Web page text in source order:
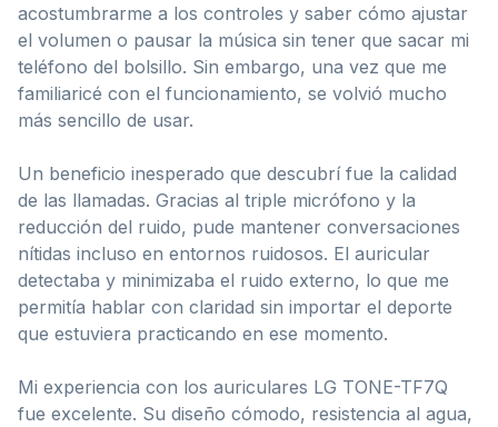
acostumbrarme a los controles y saber cómo ajustar
el volumen o pausar la música sin tener que sacar mi
teléfono del bolsillo. Sin embargo, una vez que me
familiaricé con el funcionamiento, se volvió mucho
más sencillo de usar.
Un beneficio inesperado que descubrí fue la calidad
de las llamadas. Gracias al triple micrófono y la
reducción del ruido, pude mantener conversaciones
nítidas incluso en entornos ruidosos. El auricular
detectaba y minimizaba el ruido externo, lo que me
permitía hablar con claridad sin importar el deporte
que estuviera practicando en ese momento.
Mi experiencia con los auriculares LG TONE-TF7Q
fue excelente. Su diseño cómodo, resistencia al agua,